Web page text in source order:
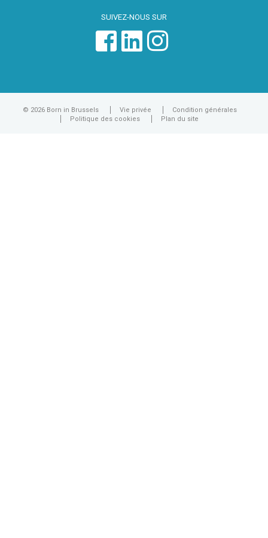
SUIVEZ-NOUS SUR
© 2026 Born in Brussels Vie privée
Condition générales
Politique des cookies
Plan du site